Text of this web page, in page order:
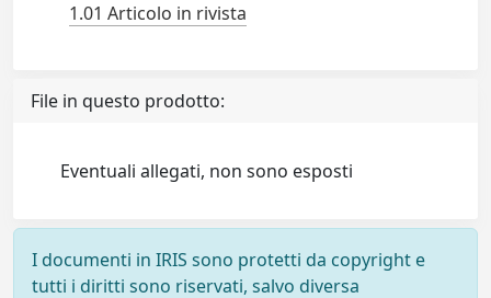
1.01 Articolo in rivista
File in questo prodotto:
Eventuali allegati, non sono esposti
I documenti in IRIS sono protetti da copyright e
tutti i diritti sono riservati, salvo diversa